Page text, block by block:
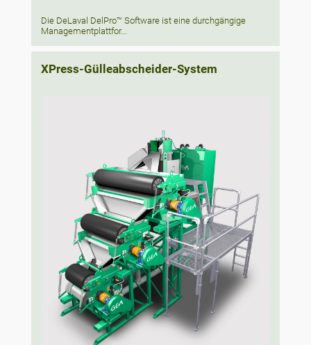
Die DeLaval DelPro™ Software ist eine durchgängige
Managementplattfor...
XPress-Gülleabscheider-System